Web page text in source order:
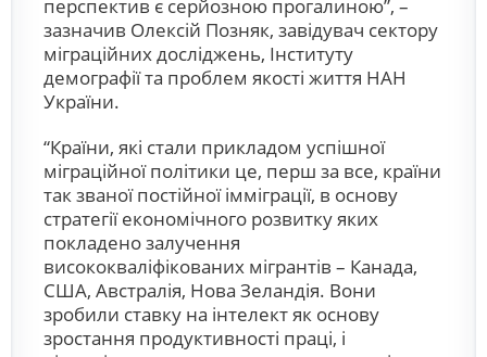
перспектив є серйозною прогалиною”, –
зазначив Олексій Позняк, завідувач сектору
міграційних досліджень, Інституту
демографії та проблем якості життя НАН
України.
“Країни, які стали прикладом успішної
міграційної політики це, перш за все, країни
так званої постійної імміграції, в основу
стратегії економічного розвитку яких
покладено залучення
висококваліфікованих мігрантів – Канада,
США, Австралія, Нова Зеландія. Вони
зробили ставку на інтелект як основу
зростання продуктивності праці, і